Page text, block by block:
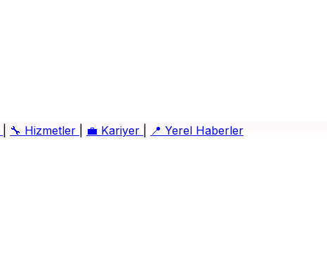
🔧 Hizmetler 💼 Kariyer 📍 Yerel Haberler